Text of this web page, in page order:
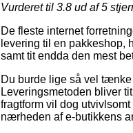
Vurderet til 3.8 ud af 5
De fleste internet
levering til en pakkeshop,
samt tit endda den mest
Du burde lige så vel
Leveringsmetoden bliver
fragtform vil dog
nærheden af e-butikkens